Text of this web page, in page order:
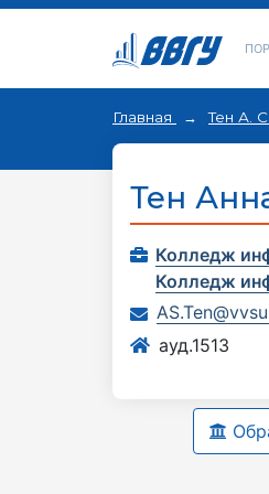
Главная Тен А. С.
Тен
Колледж
Колледж
ауд.1513